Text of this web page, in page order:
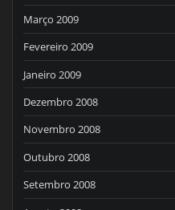
Março 2009
Fevereiro 2009
Janeiro 2009
Dezembro 2008
Novembro 2008
Outubro 2008
Setembro 2008